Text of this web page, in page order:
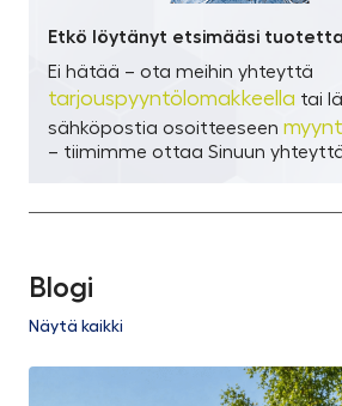
Etkö löytänyt etsimääsi
Ei hätää – ota meihin yhteyttä
tarjouspyyntölomakkeella tai
sähköpostia osoitteeseen
– tiimimme ottaa Sinuun
Blogi
Näytä kaikki